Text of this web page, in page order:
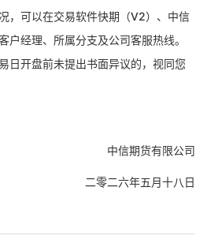
，可以在交易软件快期（V2）、中信
户经理、所属分支及公司客服热线。
日开盘前未提出书面异议的，视同您
中信期货有限公司
二零二六年五月十八 日